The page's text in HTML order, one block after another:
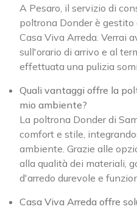
A Pesaro, il servizio di
poltrona Donder è
Casa Viva Arreda. Verrai
sull'orario di arrivo e al
effettuata una pulizia
Quali vantaggi offre la
mio ambiente?
La poltrona Donder di
comfort e stile,
ambiente. Grazie alle
alla qualità dei materiali,
d'arredo durevole e
Casa Viva Arreda offre